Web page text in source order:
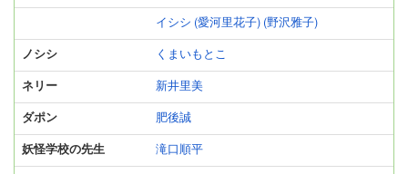
イシシ (愛河里花子) (野沢雅子)
ノシシ くまいもとこ
ネリー 新井里美
ダポン 肥後誠
妖怪学校の先生 滝口順平